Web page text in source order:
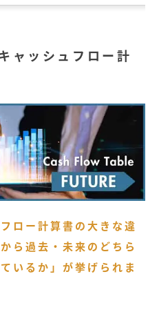
ャッシュフロー計
ロー計算書の大きな違
ら過去・未来のどちら
いるか」が挙げられま